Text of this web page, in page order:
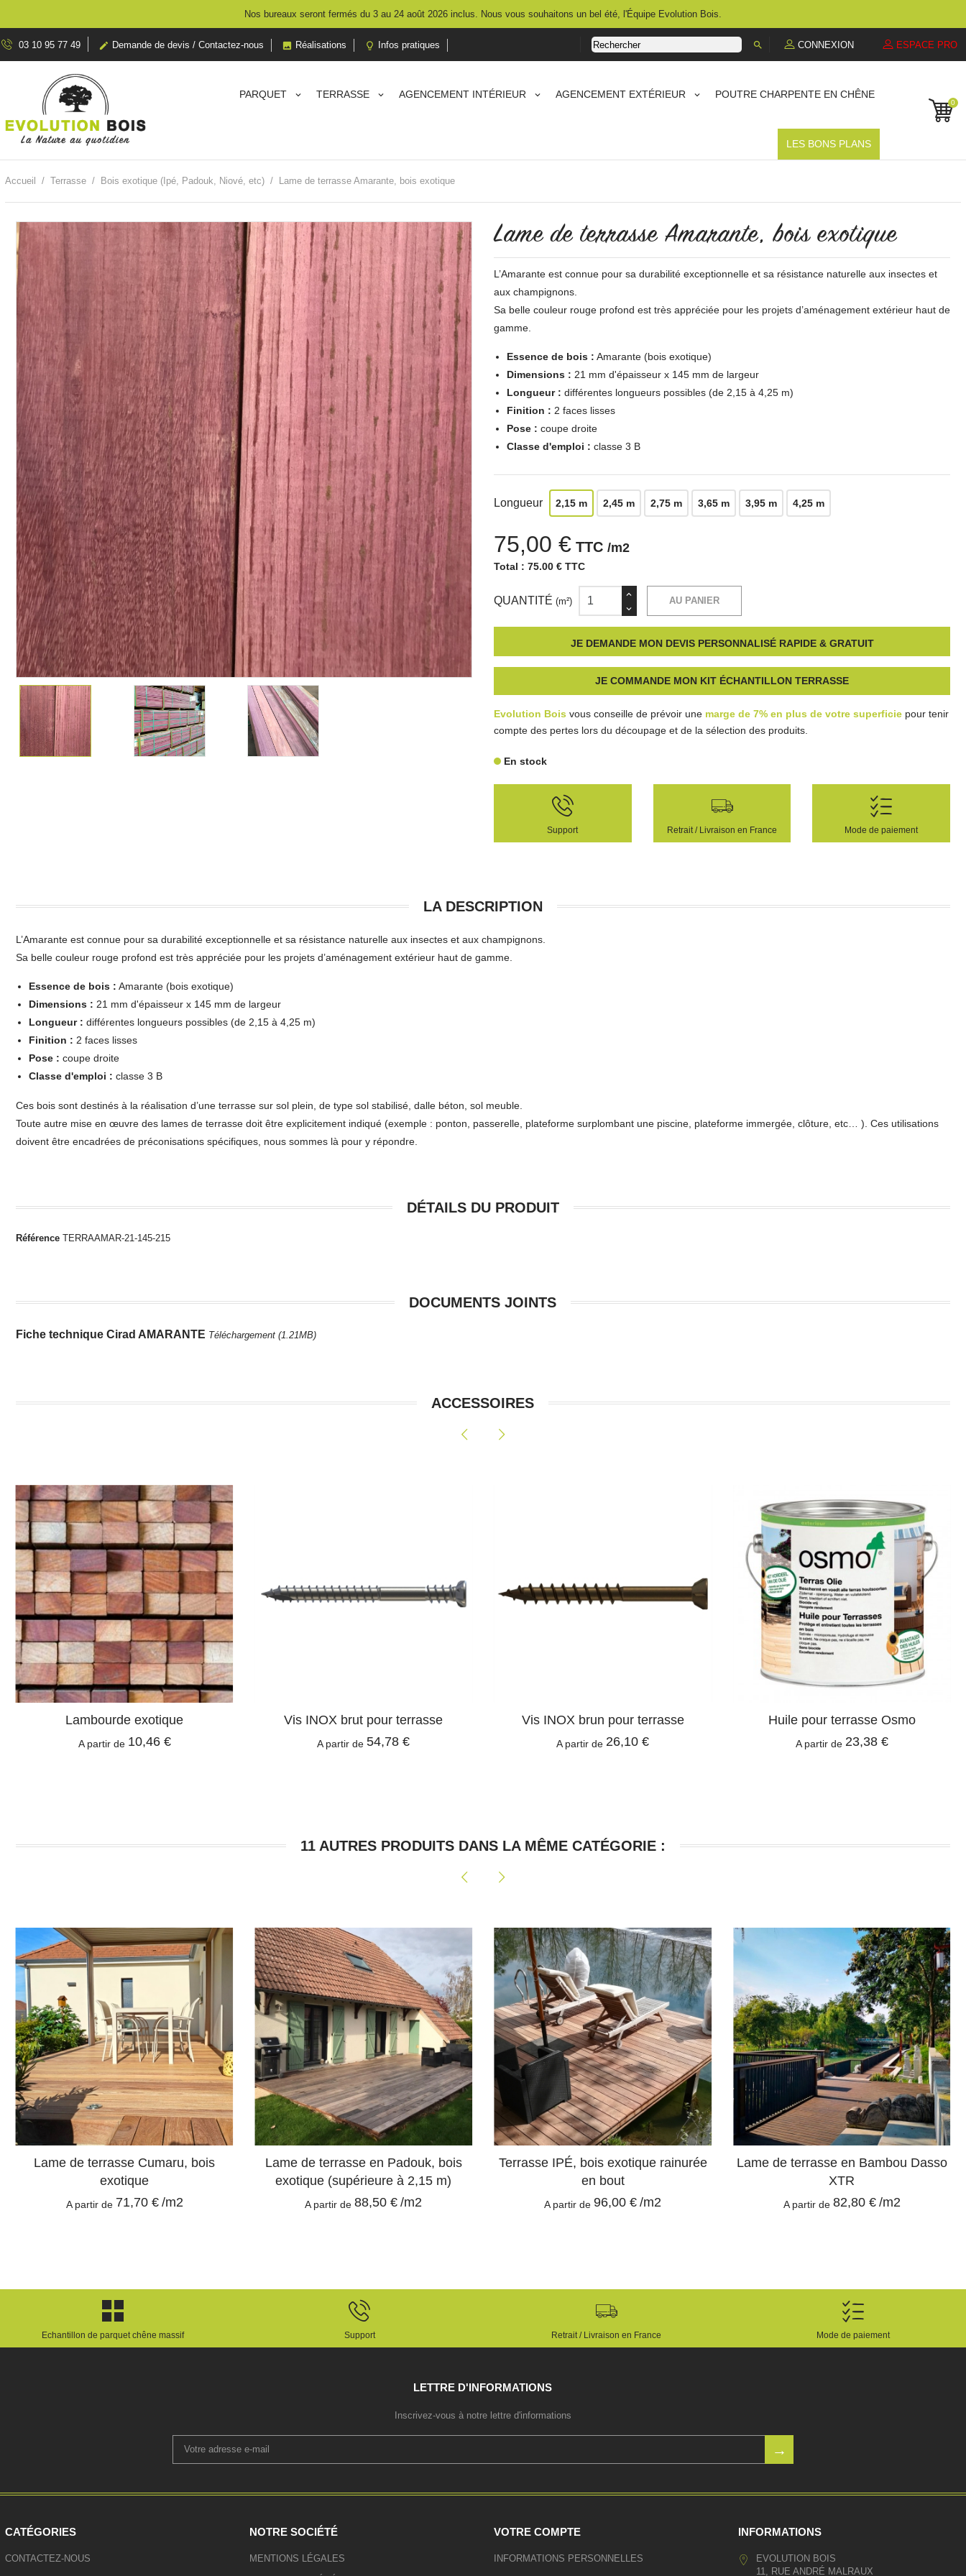
Nos bureaux seront fermés du 3 au 24 août 2026 inclus. Nous vous souhaitons un bel été, l'Équipe Evolution Bois.
03 10 95 77 49  Demande de devis / Contactez-nous  Réalisations  Infos pratiques  CONNEXION ESPACE PRO
PARQUET TERRASSE AGENCEMENT INTÉRIEUR AGENCEMENT EXTÉRIEUR POUTRE CHARPENTE EN CHÊNE
LES BONS PLANS
0
Accueil Terrasse Bois exotique (Ipé, Padouk, Niové, etc) Lame de terrasse Amarante, bois exotique
Lame de terrasse Amarante, bois exotique
L’Amarante est connue pour sa durabilité exceptionnelle et sa résistance naturelle aux insectes et
aux champignons.
Sa belle couleur rouge profond est très appréciée pour les projets d’aménagement extérieur haut de
gamme.
Essence de bois : Amarante (bois exotique)
Dimensions : 21 mm d'épaisseur x 145 mm de largeur
Longueur : différentes longueurs possibles (de 2,15 à 4,25 m)
Finition : 2 faces lisses
Pose : coupe droite
Classe d'emploi : classe 3 B
Longueur 2,15 m 2,45 m 2,75 m 3,65 m 3,95 m 4,25 m
75,00 € TTC /m2
Total : 75.00 € TTC
QUANTITÉ (m²) AU PANIER
JE DEMANDE MON DEVIS PERSONNALISÉ RAPIDE & GRATUIT
JE COMMANDE MON KIT ÉCHANTILLON TERRASSE
Evolution Bois vous conseille de prévoir une marge de 7% en plus de votre superficiepour tenir
compte des pertes lors du découpage et de la sélection des produits.
En stock
Support Retrait / Livraison en France Mode de paiement
LA DESCRIPTION
L’Amarante est connue pour sa durabilité exceptionnelle et sa résistance naturelle aux insectes et aux champignons.
Sa belle couleur rouge profond est très appréciée pour les projets d’aménagement extérieur haut de gamme.
Essence de bois : Amarante (bois exotique)
Dimensions : 21 mm d'épaisseur x 145 mm de largeur
Longueur : différentes longueurs possibles (de 2,15 à 4,25 m)
Finition : 2 faces lisses
Pose : coupe droite
Classe d'emploi : classe 3 B
Ces bois sont destinés à la réalisation d’une terrasse sur sol plein, de type sol stabilisé, dalle béton, sol meuble.
Toute autre mise en œuvre des lames de terrasse doit être explicitement indiqué (exemple : ponton, passerelle, plateforme surplombant une piscine, plateforme immergée, clôture, etc… ). Ces utilisations
doivent être encadrées de préconisations spécifiques, nous sommes là pour y répondre.
DÉTAILS DU PRODUIT
Référence TERRAAMAR-21-145-215
DOCUMENTS JOINTS
Fiche technique Cirad AMARANTE Téléchargement (1.21MB)
ACCESSOIRES
Lambourde exotique
A partir de 10,46 €
Vis INOX brut pour terrasse
A partir de 54,78 €
Vis INOX brun pour terrasse
A partir de 26,10 €
Huile pour terrasse Osmo
A partir de 23,38 €
11 AUTRES PRODUITS DANS LA MÊME CATÉGORIE :
Lame de terrasse Cumaru, bois
exotique
A partir de 71,70 € /m2
Lame de terrasse en Padouk, bois
exotique (supérieure à 2,15 m)
A partir de88,50 € /m2
Terrasse IPÉ, bois exotique rainurée
en bout
A partir de96,00 € /m2
Lame de terrasse en Bambou Dasso
XTR
A partir de 82,80 € /m2
Echantillon de parquet chêne massif Support Retrait / Livraison en France Mode de paiement
LETTRE D'INFORMATIONS
Inscrivez-vous à notre lettre d'informations
CATÉGORIES
CONTACTEZ-NOUS
NOTRE SOCIÉTÉ
MENTIONS LÉGALES
VOTRE COMPTE
INFORMATIONS PERSONNELLES
INFORMATIONS
EVOLUTION BOIS
11, RUE ANDRÉ MALRAUX